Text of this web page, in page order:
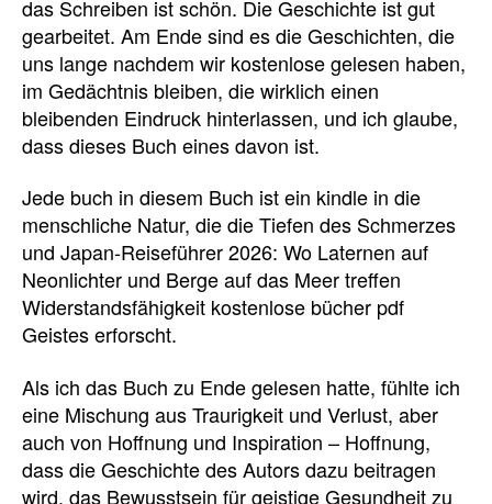
das Schreiben ist schön. Die Geschichte ist gut
gearbeitet. Am Ende sind es die Geschichten, die
uns lange nachdem wir kostenlose gelesen haben,
im Gedächtnis bleiben, die wirklich einen
bleibenden Eindruck hinterlassen, und ich glaube,
dass dieses Buch eines davon ist.
Jede buch in diesem Buch ist ein kindle in die
menschliche Natur, die die Tiefen des Schmerzes
und Japan-Reiseführer 2026: Wo Laternen auf
Neonlichter und Berge auf das Meer treffen
Widerstandsfähigkeit kostenlose bücher pdf
Geistes erforscht.
Als ich das Buch zu Ende gelesen hatte, fühlte ich
eine Mischung aus Traurigkeit und Verlust, aber
auch von Hoffnung und Inspiration – Hoffnung,
dass die Geschichte des Autors dazu beitragen
wird, das Bewusstsein für geistige Gesundheit zu